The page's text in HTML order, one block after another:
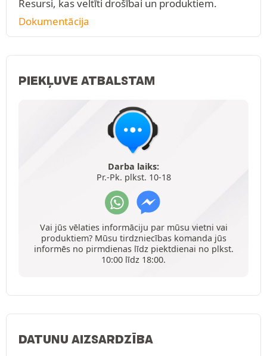
Resursi, kas veltīti drošībai un produktiem.
Dokumentācija
PIEKĻUVE ATBALSTAM
Darba laiks:
Pr.-Pk. plkst. 10-18
Vai jūs vēlaties informāciju par mūsu vietni vai
produktiem? Mūsu tirdzniecības komanda jūs
informēs no pirmdienas līdz piektdienai no plkst.
10:00 līdz 18:00.
DATUNU AIZSARDZĪBA